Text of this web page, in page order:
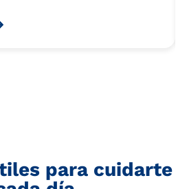
para cuidarte